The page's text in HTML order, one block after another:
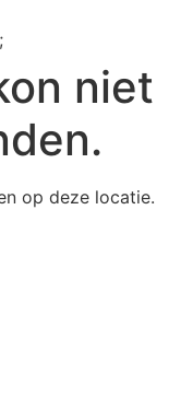
niet
op deze locatie.